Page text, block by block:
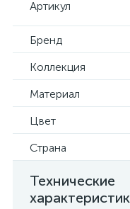
Артикул
Бренд
Коллекция
Материал
Цвет
Страна
Технические